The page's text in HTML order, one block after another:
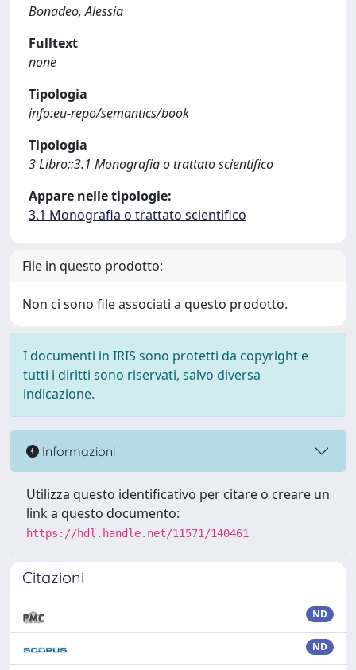
Bonadeo, Alessia
Fulltext
none
Tipologia
info:eu-repo/semantics/book
Tipologia
3 Libro::3.1 Monografia o trattato scientifico
Appare nelle tipologie:
3.1 Monografia o trattato scientifico
File in questo prodotto:
Non ci sono file associati a questo prodotto.
I documenti in IRIS sono protetti da copyright e
tutti i diritti sono riservati, salvo diversa
indicazione.
Informazioni
Utilizza questo identificativo per citare o creare un
link a questo documento:
https://hdl.handle.net/11571/140461
Citazioni
ND
ND